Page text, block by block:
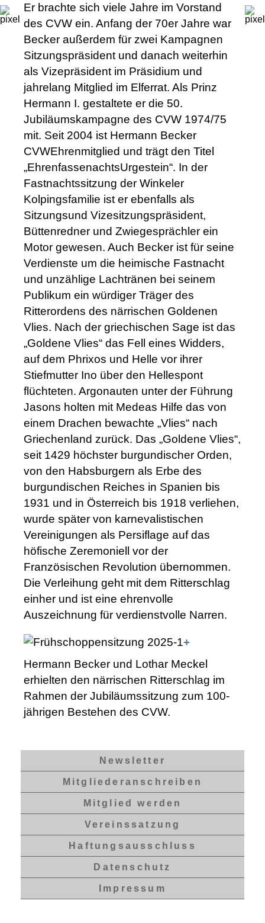
Er brachte sich viele Jahre im Vorstand
des CVW ein. Anfang der 70er Jahre war
Becker außerdem für zwei Kampagnen
Sitzungspräsident und danach weiterhin
als Vizepräsident im Präsidium und
jahrelang Mitglied im Elferrat. Als Prinz
Hermann I. gestaltete er die 50.
Jubiläumskampagne des CVW 1974/75
mit. Seit 2004 ist Hermann Becker
CVWEhrenmitglied und trägt den Titel
„EhrenfassenachtsUrgestein“. In der
Fastnachtssitzung der Winkeler
Kolpingsfamilie ist er ebenfalls als
Sitzungsund Vizesitzungspräsident,
Büttenredner und Zwiegesprächler ein
Motor gewesen. Auch Becker ist für seine
Verdienste um die heimische Fastnacht
und unzählige Lachtränen bei seinem
Publikum ein würdiger Träger des
Ritterordens des närrischen Goldenen
Vlies. Nach der griechischen Sage ist das
„Goldene Vlies“ das Fell eines Widders,
auf dem Phrixos und Helle vor ihrer
Stiefmutter Ino über den Hellespont
flüchteten. Argonauten unter der Führung
Jasons holten mit Medeas Hilfe das von
einem Drachen bewachte „Vlies“ nach
Griechenland zurück. Das „Goldene Vlies“,
seit 1429 höchster burgundischer Orden,
von den Habsburgern als Erbe des
burgundischen Reiches in Spanien bis
1931 und in Österreich bis 1918 verliehen,
wurde später von karnevalistischen
Vereinigungen als Persiflage auf das
höfische Zeremoniell vor der
Französischen Revolution übernommen.
Die Verleihung geht mit dem Ritterschlag
einher und ist eine ehrenvolle
Auszeichnung für verdienstvolle Narren.
+
Hermann Becker und Lothar Meckel
erhielten den närrischen Ritterschlag im
Rahmen der Jubiläumssitzung zum 100-
jährigen Bestehen des CVW.
Newsletter
Mitgliederanschreiben
Mitglied werden
Vereinssatzung
Haftungsausschluss
Datenschutz
Impressum